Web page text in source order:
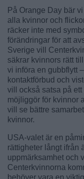
På Orange Day bär
alla kvinnor och
räcker inte med
förändringar för att
Sverige vill
säkrar kvinnors rätt
vi införa en gubbflytt
kontaktförbud och
vill också satsa på
möjliggör för kvinnor
vill se bättre
kvinnor.
USA-valet är en
rättigheter långt ifrån
uppmärksamhet och
Centerkvinnorna
behöver vara en